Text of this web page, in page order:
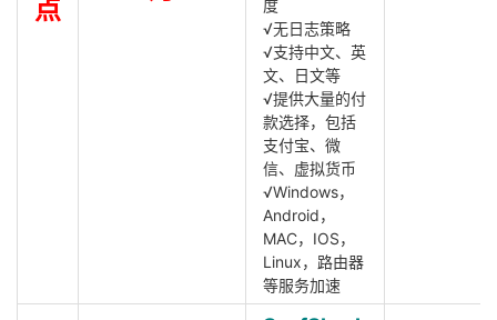
点
度
√无日志策略
√支持中文、英
文、日文等
√提供大量的付
款选择，包括
支付宝、微
信、虚拟货币
√Windows，
Android，
MAC，IOS，
Linux，路由器
等服务加速